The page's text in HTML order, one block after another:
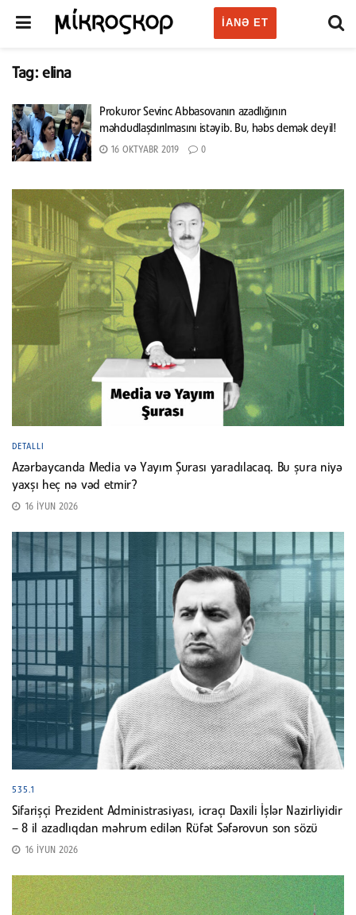
IANƏ ET
Tag: elina
Prokuror Sevinc Abbasovanın azadlığının
məhdudlaşdırılmasını istəyib. Bu, həbs demək deyil!
16 OKTYABR 2019 0
DETALLI
Azərbaycanda Media və Yayım Şurası yaradılacaq. Bu şura niyə
yaxşı heç nə vəd etmir?
16 İYUN 2026
535.1
Sifarişçi Prezident Administrasiyası, icraçı Daxili İşlər Nazirliyidir
– 8 il azadlıqdan məhrum edilən Rüfət Səfərovun son sözü
16 İYUN 2026